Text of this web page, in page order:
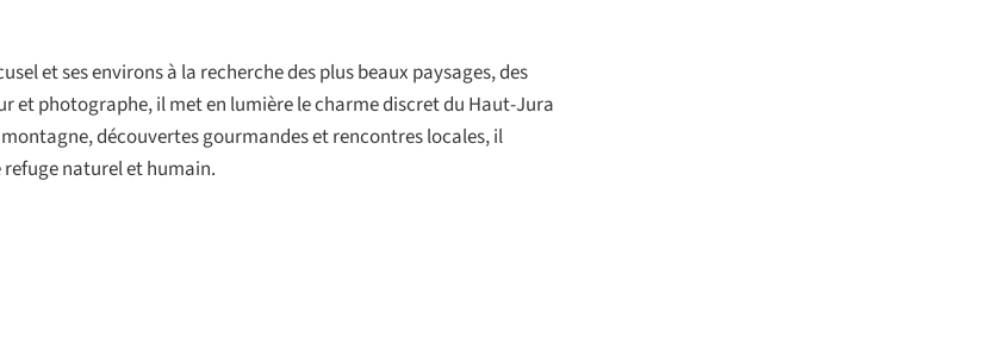
et ses environs à la recherche des plus beaux paysages, des
et photographe, il met en lumière le charme discret du Haut-Jura
découvertes gourmandes et rencontres locales, il
naturel et humain.